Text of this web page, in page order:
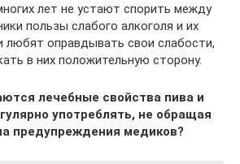
лет не устают спорить между
пользы слабого алкоголя и их
оправдывать свои слабости,
в них положительную сторону.
лечебные свойства пива и
употреблять, не обращая
предупреждения медиков?